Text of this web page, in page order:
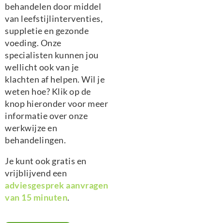
behandelen door middel
van leefstijlinterventies,
suppletie en gezonde
voeding. Onze
specialisten kunnen jou
wellicht ook van je
klachten af helpen. Wil je
weten hoe? Klik op de
knop hieronder voor meer
informatie over onze
werkwijze en
behandelingen.
Je kunt ook gratis en
vrijblijvend een
adviesgesprek aanvragen
van 15 minuten.